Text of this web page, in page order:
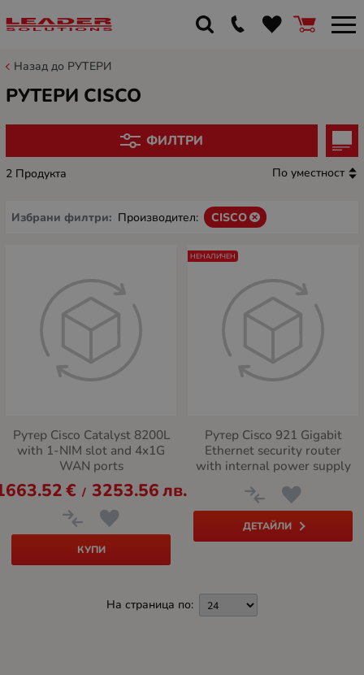
Назад до РУТЕРИ
РУТЕРИ CISCO
ФИЛТРИ
2 Продукта По уместност
Избрани филтри: Производител: CISCO
Рутер Cisco Catalyst 8200L
with 1-NIM slot and 4x1G
WAN ports
€ / 3253.56лв.
КУПИ
Рутер Cisco 921 Gigabit
Ethernet security router
with internal power supply
ДЕТАЙЛИ
НЕНАЛИЧЕН
На страница по: